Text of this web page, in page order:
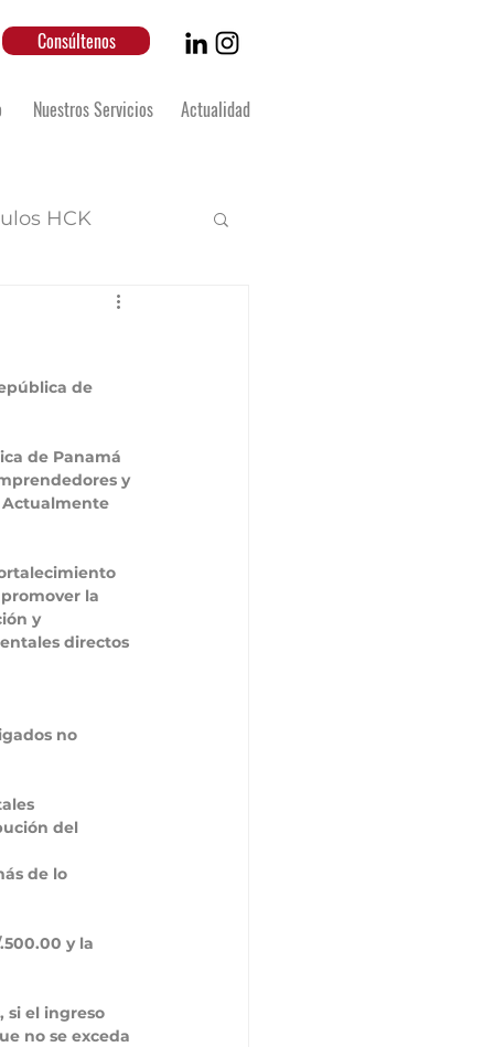
Consúltenos
Nuestros Servicios Actualidad
HCK
de
de Panamá
y
Actualmente
la
y
directos
no
del
de lo
y la
si el ingreso
no se exceda